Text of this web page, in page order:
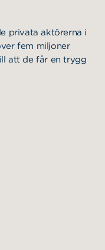
privata aktörerna i
fem miljoner
att de får en trygg